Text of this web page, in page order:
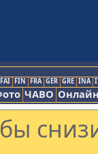
FAI FIN FRA GER GRE INA
ЧАВО